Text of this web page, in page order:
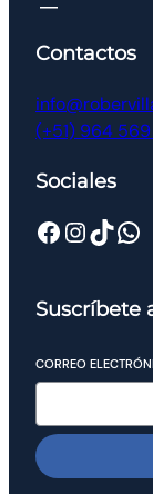
Contactos
(+51) 964
Sociales
Suscríbete
CORREO